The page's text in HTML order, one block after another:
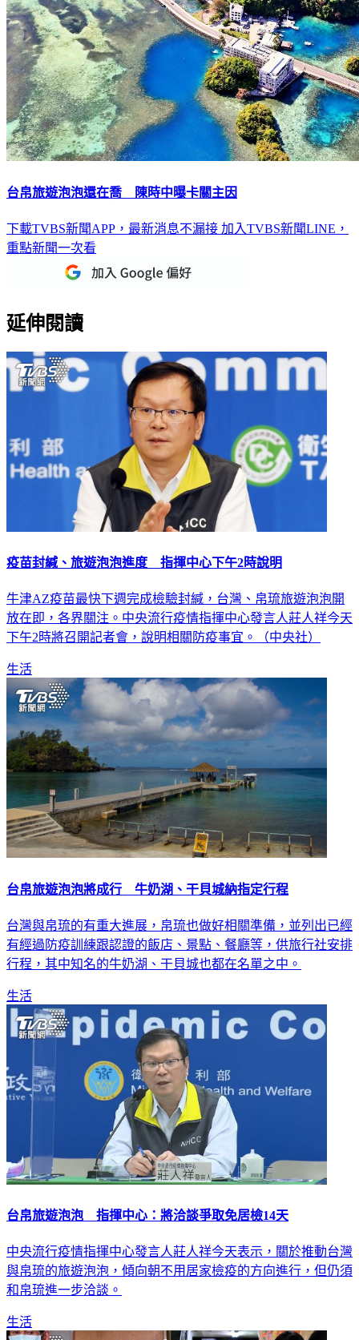
台帛旅遊泡泡還在喬 陳時中曝卡關主因
下載TVBS新聞APP，最新消息不漏接 加入TVBS新聞LINE，
重點新聞一次看
延伸閱讀
疫苗封緘、旅遊泡泡進度 指揮中心下午2時說明
牛津AZ疫苗最快下週完成檢驗封緘，台灣、帛琉旅遊泡泡開
放在即，各界關注。中央流行疫情指揮中心發言人莊人祥今天
下午2時將召開記者會，說明相關防疫事宜。（中央社）
生活
台帛旅遊泡泡將成行 牛奶湖、干貝城納指定行程
台灣與帛琉的有重大進展，帛琉也做好相關準備，並列出已經
有經過防疫訓練跟認證的飯店、景點、餐廳等，供旅行社安排
行程，其中知名的牛奶湖、干貝城也都在名單之中。
生活
台帛旅遊泡泡 指揮中心：將洽談爭取免居檢14天
中央流行疫情指揮中心發言人莊人祥今天表示，關於推動台灣
與帛琉的旅遊泡泡，傾向朝不用居家檢疫的方向進行，但仍須
和帛琉進一步洽談。
生活